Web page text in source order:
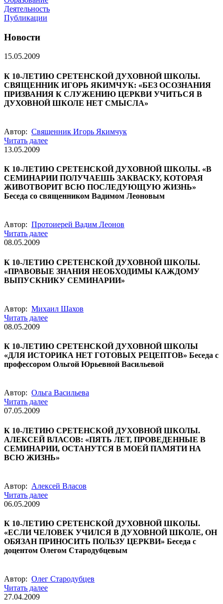
Деятельность
Публикации
Новости
15.05.2009
К 10-ЛЕТИЮ СРЕТЕНСКОЙ ДУХОВНОЙ ШКОЛЫ.
СВЯЩЕННИК ИГОРЬ ЯКИМЧУК: «БЕЗ ОСОЗНАНИЯ
ПРИЗВАНИЯ К СЛУЖЕНИЮ ЦЕРКВИ УЧИТЬСЯ В
ДУХОВНОЙ ШКОЛЕ НЕТ СМЫСЛА»
Автор: Священник Игорь Якимчук
Читать далее
13.05.2009
К 10-ЛЕТИЮ СРЕТЕНСКОЙ ДУХОВНОЙ ШКОЛЫ. «В
СЕМИНАРИИ ПОЛУЧАЕШЬ ЗАКВАСКУ, КОТОРАЯ
ЖИВОТВОРИТ ВСЮ ПОСЛЕДУЮЩУЮ ЖИЗНЬ»
Беседа со священником Вадимом Леоновым
Автор: Протоиерей Вадим Леонов
Читать далее
08.05.2009
К 10-ЛЕТИЮ СРЕТЕНСКОЙ ДУХОВНОЙ ШКОЛЫ.
«ПРАВОВЫЕ ЗНАНИЯ НЕОБХОДИМЫ КАЖДОМУ
ВЫПУСКНИКУ СЕМИНАРИИ»
Автор: Михаил Шахов
Читать далее
08.05.2009
К 10-ЛЕТИЮ СРЕТЕНСКОЙ ДУХОВНОЙ ШКОЛЫ
«ДЛЯ ИСТОРИКА НЕТ ГОТОВЫХ РЕЦЕПТОВ» Беседа с
профессором Ольгой Юрьевной Васильевой
Автор: Ольга Васильева
Читать далее
07.05.2009
К 10-ЛЕТИЮ СРЕТЕНСКОЙ ДУХОВНОЙ ШКОЛЫ.
АЛЕКСЕЙ ВЛАСОВ: «ПЯТЬ ЛЕТ, ПРОВЕДЕННЫЕ В
СЕМИНАРИИ, ОСТАНУТСЯ В МОЕЙ ПАМЯТИ НА
ВСЮ ЖИЗНЬ»
Автор: Алексей Власов
Читать далее
06.05.2009
К 10-ЛЕТИЮ СРЕТЕНСКОЙ ДУХОВНОЙ ШКОЛЫ.
«ЕСЛИ ЧЕЛОВЕК УЧИЛСЯ В ДУХОВНОЙ ШКОЛЕ, ОН
ОБЯЗАН ПРИНОСИТЬ ПОЛЬЗУ ЦЕРКВИ» Беседа с
доцентом Олегом Стародубцевым
Автор: Олег Стародубцев
Читать далее
27.04.2009